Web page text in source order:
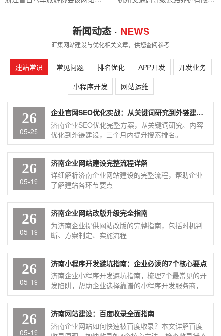
新闻动态 · NEWS
汇集网站建设与优化相关文章，供您查阅参考
建站常识 常见问题 排名优化 APP开发
开发业务
小程序开发
网站运维
26
05-25
企业官网SEO优化实战：从关键词研究到外链建设的完整指南
济南企业SEO优化完整方案，从关键词研究、内容
优化到外链建设，三个月内提升搜索排名。
26
05-19
济南企业网站建设完整流程详解
详细解析济南企业网站建设的完整流程，帮助企业
了解建站各环节要点
26
05-19
济南企业网站改版升级完全指南
为济南企业提供网站改版的完整指南，包括时机判
断、方案制定、实施流程
26
05-19
济南小程序开发避坑指南：企业必读的7个核心要点
济南企业小程序开发避坑指南，梳理7个最常见的开
发陷阱，帮助企业选择靠谱的小程序开发服务商，
避免隐形收费和低质量交付。
26
05-19
济南网站建设：百度收录全面指南
济南企业网站如何快速被百度收录？本文详解百度